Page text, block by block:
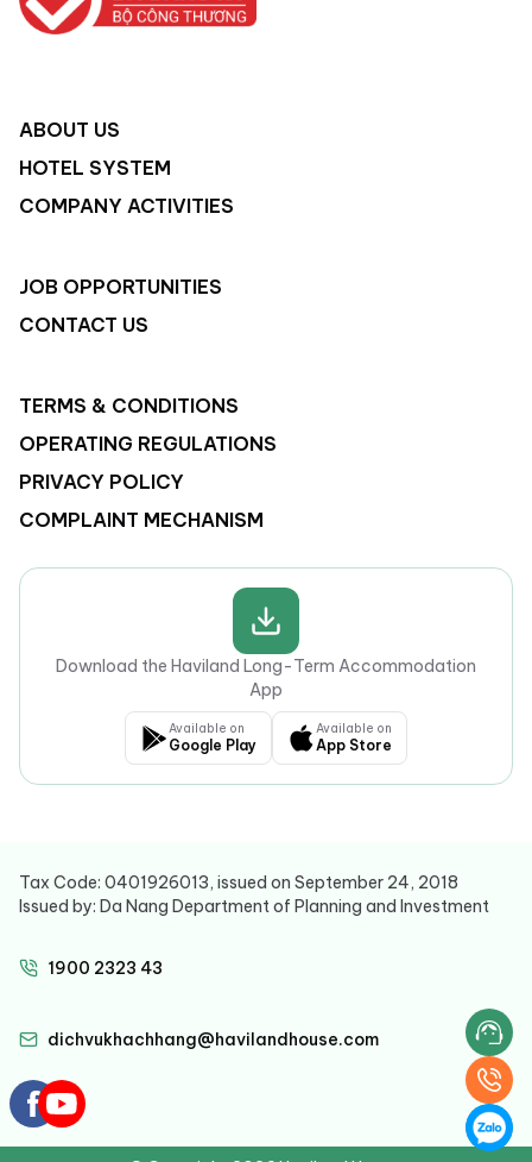
ABOUT US
HOTEL SYSTEM
COMPANY ACTIVITIES
JOB OPPORTUNITIES
CONTACT US
TERMS & CONDITIONS
OPERATING REGULATIONS
PRIVACY POLICY
COMPLAINT MECHANISM
Download the Haviland Long-Term Accommodation
App
Available on
Google Play
Available on
App Store
Tax Code: 0401926013, issued on September 24, 2018
Issued by: Da Nang Department of Planning and Investment
1900 2323 43
dichvukhachhang@havilandhouse.com